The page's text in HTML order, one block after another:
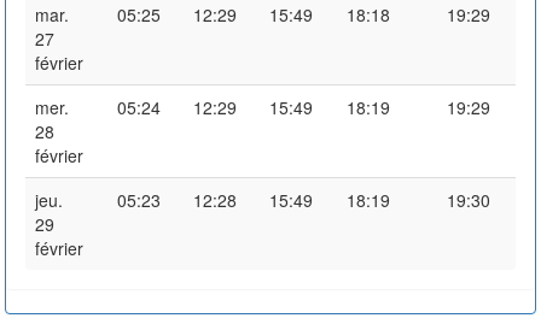
mar.
27
février
05:25 12:29 15:49 18:18 19:29
mer.
28
février
05:24 12:29 15:49 18:19 19:29
jeu.
29
février
05:23 12:28 15:49 18:19 19:30